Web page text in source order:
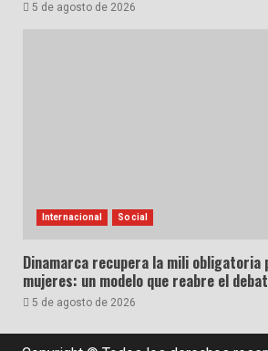
5 de agosto de 2026
Internacional Social
Dinamarca recupera la mili obligatoria
mujeres: un modelo que reabre el
5 de agosto de 2026